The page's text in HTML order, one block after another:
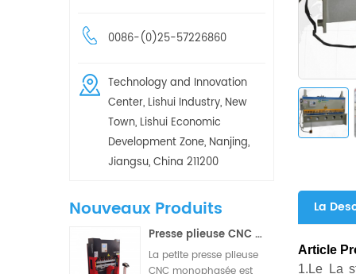
0086-(0)25-57226860
Technology and Innovation
Center, Lishui Industry, New
Town, Lishui Economic
Development Zone, Nanjing,
Jiangsu, China 211200
Nouveaux Produits
Presse plieuse CNC 2/3 axes WD67K 30T-1000 à petite barre de torsion hydraulique
La petite presse plieuse
La
Article
1.Le La